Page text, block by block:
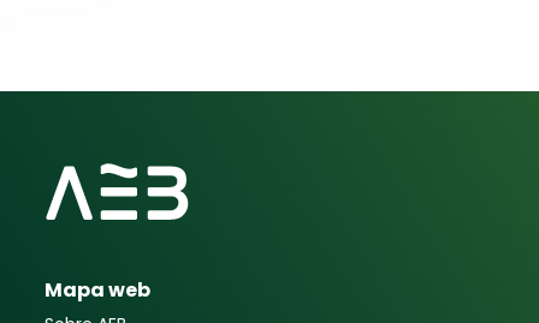
Mapa web